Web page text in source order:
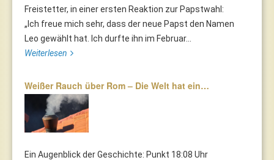
Freistetter, in einer ersten Reaktion zur Papstwahl:
„Ich freue mich sehr, dass der neue Papst den Namen
Leo gewählt hat. Ich durfte ihn im Februar...
Weiterlesen
Weißer Rauch über Rom – Die Welt hat ein…
Ein Augenblick der Geschichte: Punkt 18:08 Uhr